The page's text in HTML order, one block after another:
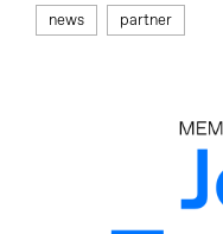
news partner